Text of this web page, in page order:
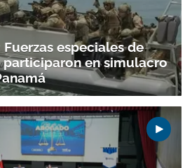
especiales de
participaron en simulacro